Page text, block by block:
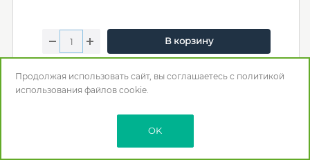
В корзину
Мебельная фабрика:Китай +
Макс. нагрузка (кг): 85
Цвет: Белый
Продолжая использовать сайт, вы соглашаетесь с политикой
использования файлов cookie.
OK